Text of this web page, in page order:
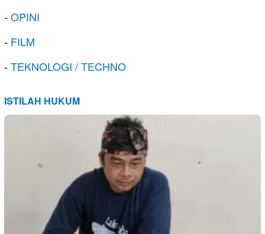
-OPINI
- FILM
-TEKNOLOGI / TECHNO
ISTILAH HUKUM